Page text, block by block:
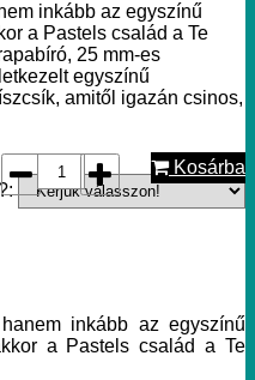
inkább az egyszínű
a Pastels család a Te
25 mm-es
egyszínű
amitől igazán csinos,
Kosárba
inkább az egyszínű
a Pastels család a Te